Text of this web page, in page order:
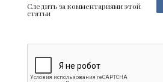
Следить за комментариями этой
статьи